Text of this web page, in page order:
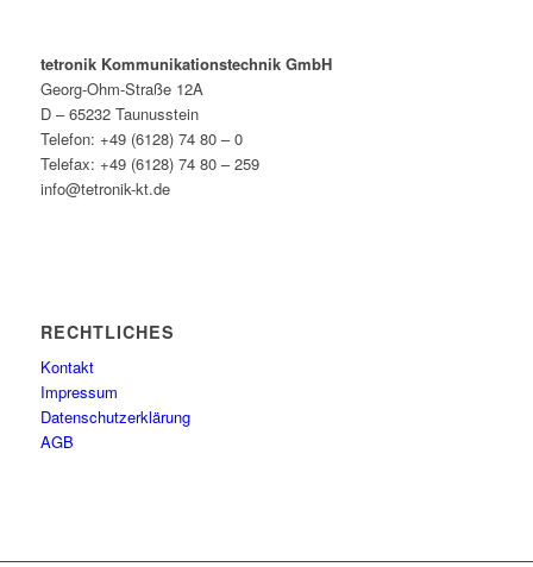
tetronik Kommunikationstechnik GmbH
Georg-Ohm-Straße 12A
D – 65232 Taunusstein
Telefon: +49 (6128) 74 80 – 0
Telefax: +49 (6128) 74 80 – 259
info@tetronik-kt.de
RECHTLICHES
Kontakt
Impressum
Datenschutzerklärung
AGB